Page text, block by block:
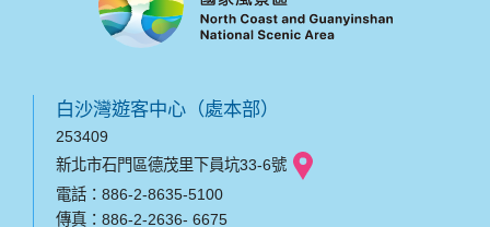
白沙灣遊客中心（處本部）
253409
新北市石門區德茂里下員坑33-6號
電話：886-2-8635-5100
傳真：886-2-2636- 6675